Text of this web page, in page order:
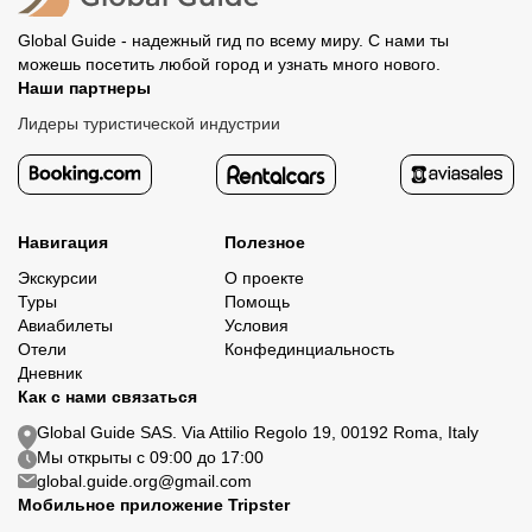
Global Guide - надежный гид по всему миру. С нами ты
можешь посетить любой город и узнать много нового.
Наши партнеры
Лидеры туристической индустрии
Навигация
Экскурсии
Туры
Авиабилеты
Отели
Дневник
Полезное
О проекте
Помощь
Условия
Конфединциальность
Как с нами связаться
Global Guide SAS. Via Attilio Regolo 19, 00192 Roma, Italy
Мы открыты с 09:00 до 17:00
global.guide.org@gmail.com
Мобильное приложение Tripster